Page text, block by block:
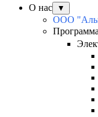
О нас
▼
ООО